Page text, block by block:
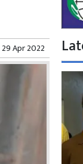
29 Apr 2022